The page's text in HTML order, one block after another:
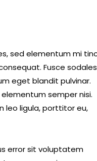
sed elementum mi
Fusce sodales
eget blandit pulvinar.
semper nisi.
leo ligula, porttitor eu,
error sit voluptatem